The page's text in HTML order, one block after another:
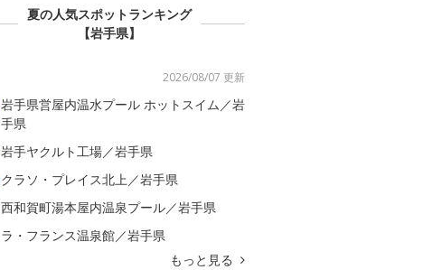
夏の人気スポットランキング
【岩手県】
2026/08/07 更新
岩手県営屋内温水プール ホットスイム／岩
手県
岩手ヤクルト工場／岩手県
クラソ・プレイス北上／岩手県
西和賀町湯本屋内温泉プール／岩手県
ラ・フランス温泉館／岩手県
もっと見る